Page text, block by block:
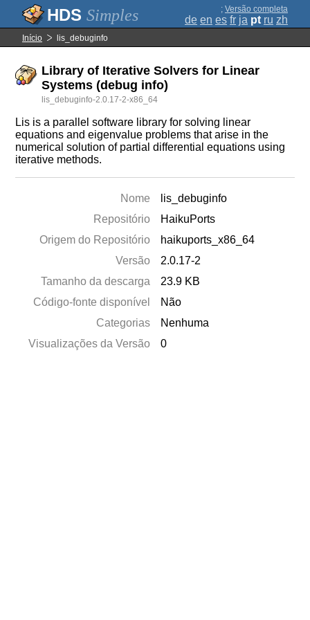
Simples ; Versão completa
de en es fr ja pt ru zh
Início lis_debuginfo
Library of Iterative Solvers for Linear
Systems (debug info)
lis_debuginfo-2.0.17-2-x86_64
Lis is a parallel software library for solving linear
equations and eigenvalue problems that arise in the
numerical solution of partial differential equations using
iterative methods.
Nome
lis_debuginfo
Repositório
HaikuPorts
Origem do Repositório
haikuports_x86_64
Versão
2.0.17-2
Tamanho da descarga
23.9 KB
Código-fonte disponível
Não
Categorias
Nenhuma
Visualizações da Versão
0